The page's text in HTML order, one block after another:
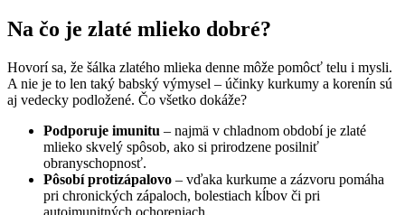
Na čo je zlaté mlieko dobré?
Hovorí sa, že šálka zlatého mlieka denne môže pomôcť telu i mysli.
A nie je to len taký babský výmysel – účinky kurkumy a korenín sú
aj vedecky podložené. Čo všetko dokáže?
Podporuje imunitu – najmä v chladnom období je zlaté
mlieko skvelý spôsob, ako si prirodzene posilniť
obranyschopnosť.
Pôsobí protizápalovo – vďaka kurkume a zázvoru pomáha
pri chronických zápaloch, bolestiach kĺbov či pri
autoimunitných ochoreniach.